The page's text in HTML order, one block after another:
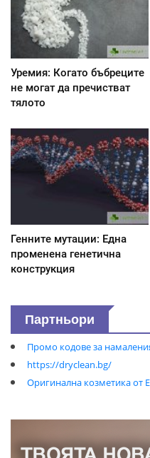
Уремия: Когато бъбреците
не могат да пречистват
тялото
Генните мутации: Една
променена генетична
конструкция
Партньори
Промо кодове за
https://dryclean.bg/
Оригинална козметика от